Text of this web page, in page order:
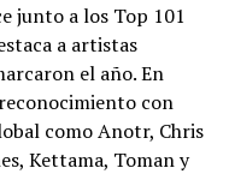
junto a los Top 101
a artistas
el año. En
con
como Anotr, Chris
Kettama, Toman y